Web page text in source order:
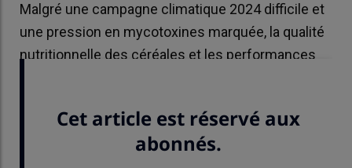
Malgré une campagne climatique 2024 difficile et
une pression en mycotoxines marquée, la qualité
nutritionnelle des céréales et les performances